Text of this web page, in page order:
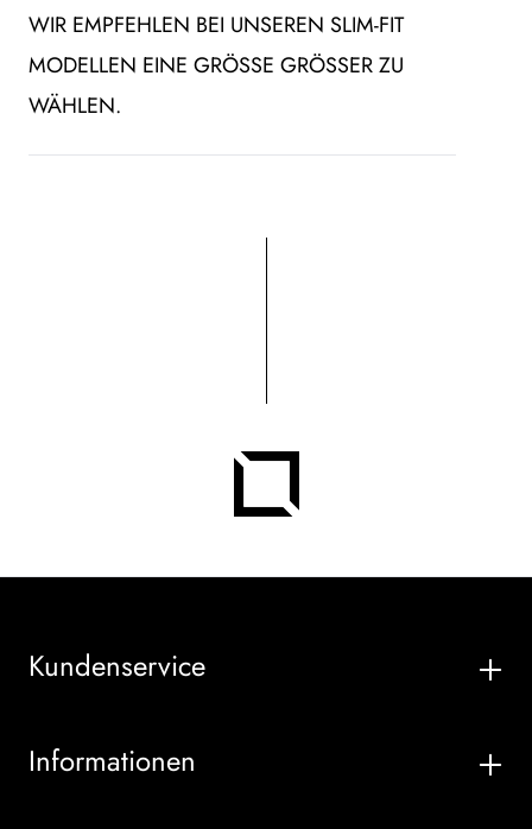
WIR EMPFEHLEN BEI UNSEREN SLIM-FIT
MODELLEN EINE GRÖSSE GRÖSSER ZU WÄ
HLEN.
Kundenservice
Informationen